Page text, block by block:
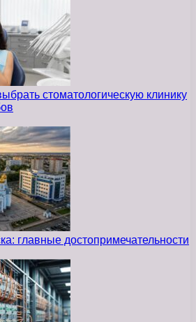
стоматологическую клинику
главные достопримечательности